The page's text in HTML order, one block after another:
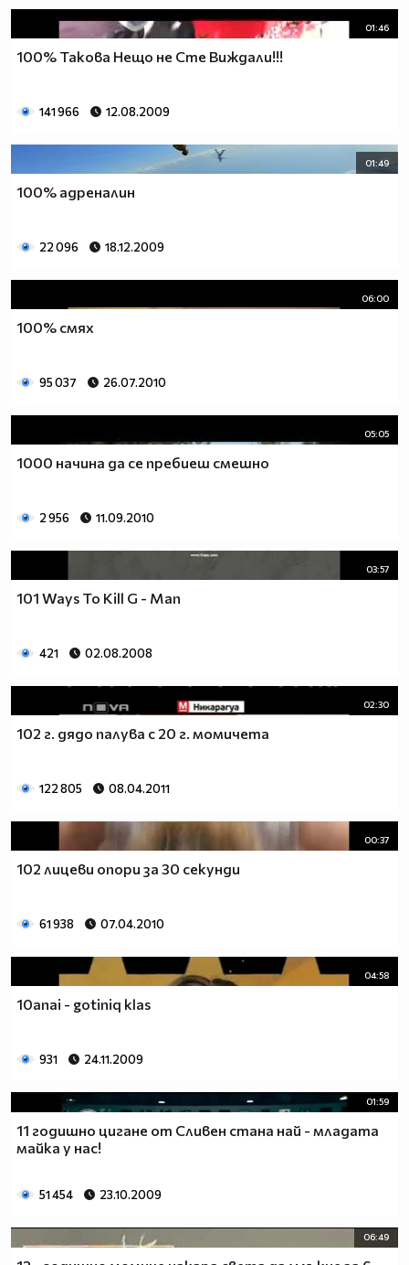
01:46
100% Такова Нещо не Сте Виждали!!!
141 966 12.08.2009
01:49
100% адреналин
22 096 18.12.2009
06:00
100% смях
95 037 26.07.2010
05:05
1000 начина да се пребиеш смешно
2 956 11.09.2010
03:57
101 Ways To Kill G - Man
421 02.08.2008
02:30
102 г. дядо палува с 20 г. момичета
122 805 08.04.2011
00:37
102 лицеви опори за 30 секунди
61 938 07.04.2010
04:58
10anai - gotiniq klas
931 24.11.2009
01:59
11 годишно цигане от Сливен стана най - младата
майка у нас!
51 454 23.10.2009
06:49